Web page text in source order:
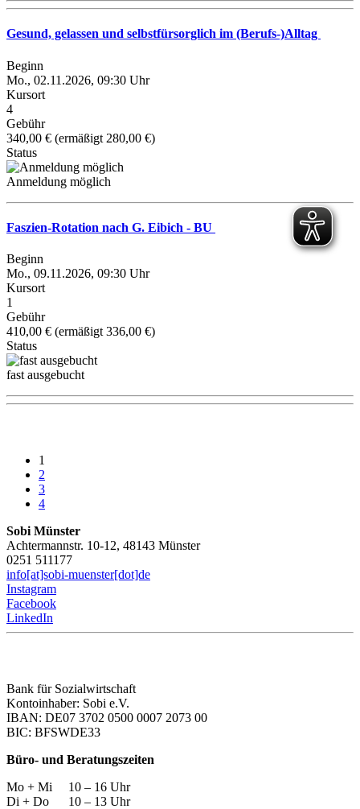
Gesund, gelassen und selbstfürsorglich im (Berufs-)Alltag
Beginn
Mo., 02.11.2026, 09:30 Uhr
Kursort
4
Gebühr
340,00 € (ermäßigt 280,00 €)
Status
Anmeldung möglich
Faszien-Rotation nach G. Eibich - BU
Beginn
Mo., 09.11.2026, 09:30 Uhr
Kursort
1
Gebühr
410,00 € (ermäßigt 336,00 €)
Status
fast ausgebucht
1
2
3
4
Sobi Münster
Achtermannstr. 10-12, 48143 Münster
0251 511177
info[at]sobi-muenster[dot]de
Instagram
Facebook
LinkedIn
Bank für Sozialwirtschaft
Kontoinhaber: Sobi e.V.
IBAN: DE07 3702 0500 0007 2073 00
BIC: BFSWDE33
Büro- und Beratungszeiten
Mo + Mi 10 – 16 Uhr
Di + Do 10 – 13 Uhr